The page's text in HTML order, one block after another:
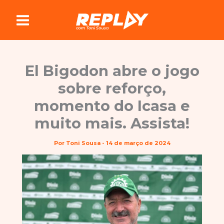
conteúdo
El Bigodon abre o jogo
sobre reforço,
momento do Icasa e
muito mais. Assista!
Por Toni Sousa - 14 de março de 2024